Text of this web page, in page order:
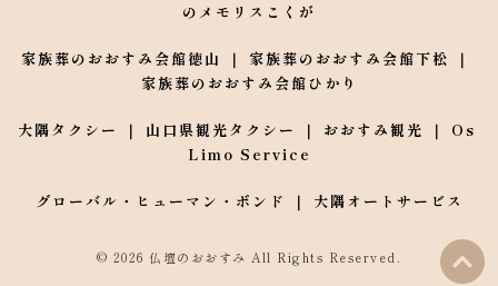
のメモリスこくが
家族葬のおおすみ会館徳山 ｜ 家族葬のおおすみ会館下松
家族葬のおおすみ会館ひかり
大隅タクシー ｜ 山口県観光タクシー ｜ おおすみ観光 ｜ Os
Limo Service
グローバル・ヒューマン・ボンド ｜ 大隅オートサービス
© 2026 仏壇のおおすみ All Rights Reserved.